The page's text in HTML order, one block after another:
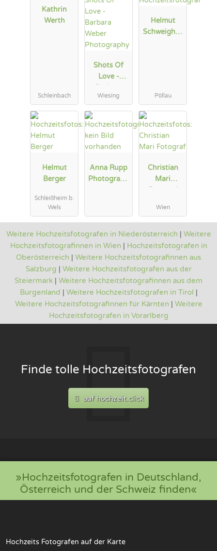
Kathrin
Werth
Schleinbach
Shots Of
Love -
Weber
Photograph
y
Wiesing
Helmut
Schweighof
Pöllau
Helmut
Berger
Schleißheim b.
Wels
Anna Rupp
Photograph
Christian
Mari
Wien
Weitere Hochzeitsfotografen in Niederösterreich | Weitere
Hochzeitsfotografinnen in Wien | Hochzeitsfotografen in
Oberösterreich | Weitere Hochzeitsfotografinnen aus
Salzburg | Weitere Hochzeitsfotografen aus der
Steiermark | Weitere Hochzeitsfotografinnen aus dem
Burgenland | Weitere Hochzeitsfotografen in Tirol |
Weitere Hochzeitsfotografinnen für Kärnten | Weitere
Hochzeitsfotografen in Vorarlberg
Finde tolle Hochzeitsfotografen
auf hochzeit.click
»Hochzeitsfotografen in Deutschland,
Österreich und der Schweiz finden«
Hochzeits Fotografen auf der Karte